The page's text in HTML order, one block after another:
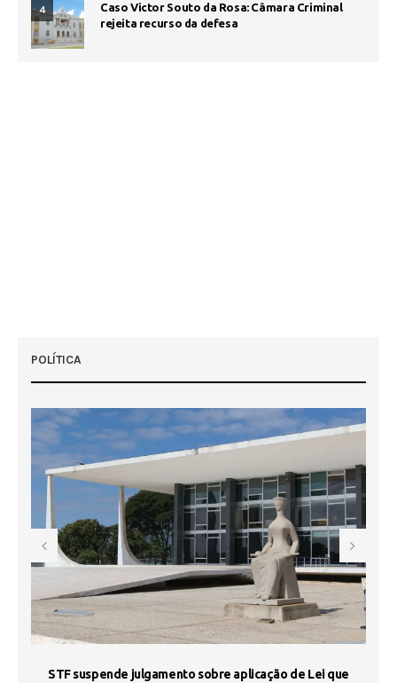
4
Caso Victor Souto da Rosa: Câmara Criminal
rejeita recurso da defesa
POLÍTICA
STF suspende julgamento sobre aplicação de Lei que